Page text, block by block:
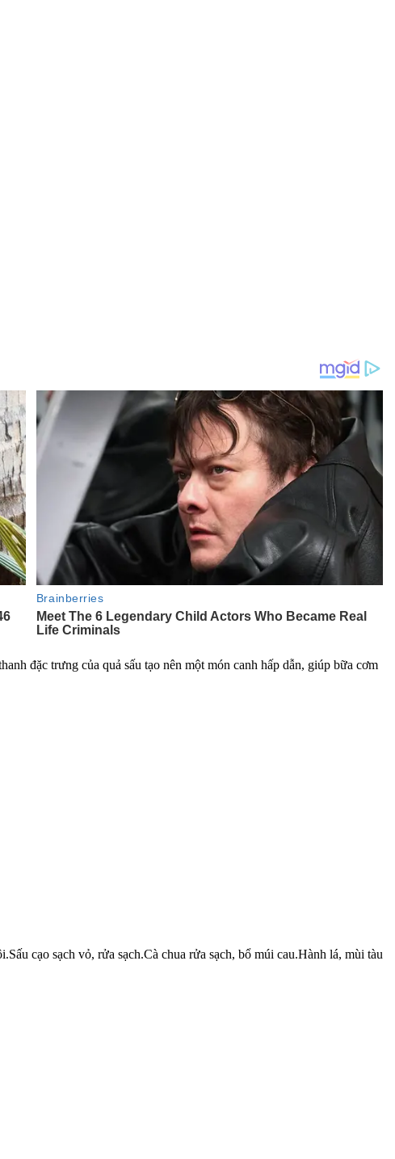
đặc trưng của quả sấu tạo nên một món canh hấp dẫn, giúp bữa cơm
cạo sạch vỏ, rửa sạch.Cà chua rửa sạch, bổ múi cau.Hành lá, mùi tàu